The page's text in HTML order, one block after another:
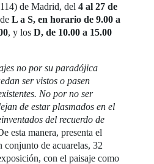
de Madrid, del4 al 27 de
deL a S, en horario de 9.00 a
, y losD, de 10.00 a 15.00
no por su paradójica
ser vistos o pasen
No por no ser
de estar plasmados en el
del recuerdo de
esta manera, presenta el
conjunto de acuarelas, 32
con el paisaje como